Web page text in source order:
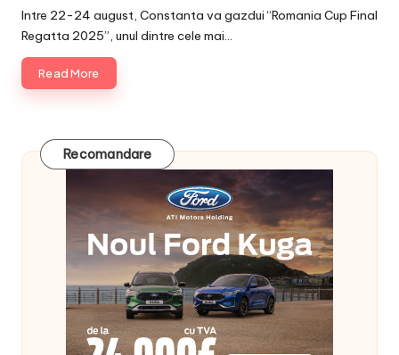
by
Intre 22-24 august, Constanta va gazdui “Romania Cup Final
Regatta 2025”, unul dintre cele mai…
Read More
Recomandare